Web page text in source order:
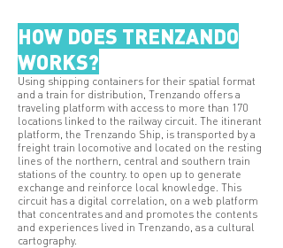
HOW DOES TRENZANDO
WORKS?
Using shipping containers for their spatial format
and a train for distribution, Trenzando offers a
traveling platform with access to more than 170
locations linked to the railway circuit. The itinerant
platform, the Trenzando Ship, is transported by a
freight train locomotive and located on the resting
lines of the northern, central and southern train
stations of the country. to open up to generate
exchange and reinforce local knowledge. This
circuit has a digital correlation, on a web platform
that concentrates and and promotes the contents
and experiences lived in Trenzando, as a cultural
cartography.